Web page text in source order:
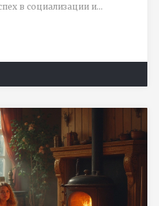
в социализации и
вырастить
детей.